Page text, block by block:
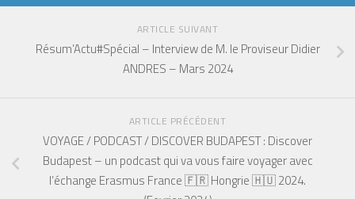
ARTICLE SUIVANT
Résum’Actu#Spécial – Interview de M. le Proviseur Didier
ANDRES – Mars 2024
ARTICLE PRÉCÉDENT
VOYAGE / PODCAST / DISCOVER BUDAPEST : Discover
Budapest – un podcast qui va vous faire voyager avec
l’échange Erasmus France 🇫🇷 Hongrie 🇭🇺 2024.